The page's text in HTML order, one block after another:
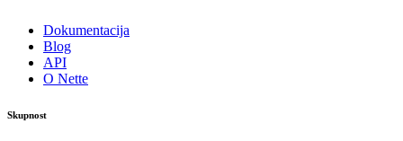
Dokumentacija
Blog
API
O Nette
Skupnost